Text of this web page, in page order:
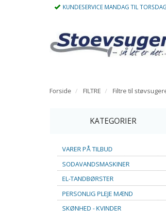
KUNDESERVICE MANDAG TIL
Forside FILTRE Filtre til
KATEGORIER
VARER PÅ TILBUD
SODAVANDSMASKINER
EL-TANDBØRSTER
PERSONLIG PLEJE MÆND
SKØNHED - KVINDER